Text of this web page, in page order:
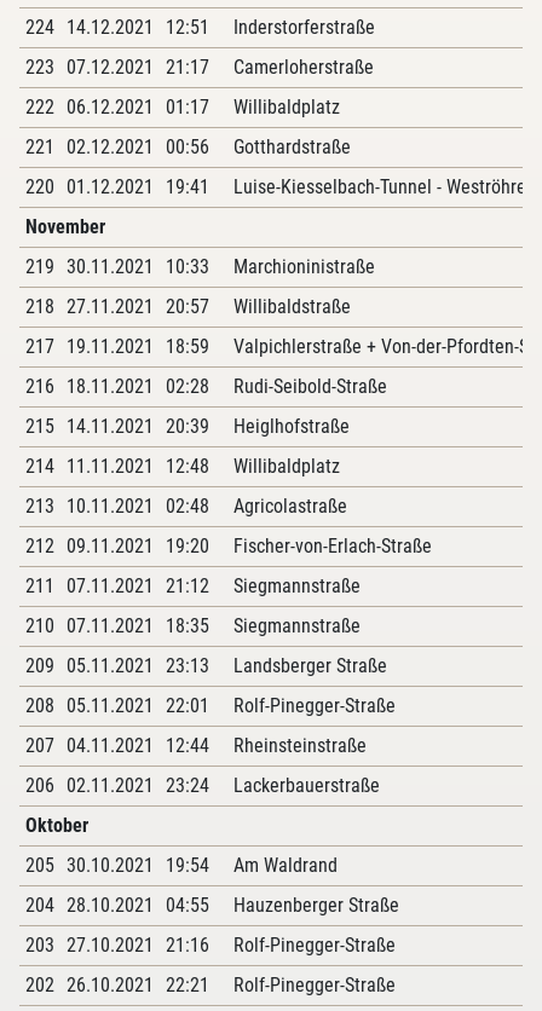
224 14.12.2021 12:51
Inderstorferstraße
223
07.12.2021 21:17
Camerloherstraße
222 06.12.2021 01:17
Willibaldplatz
221
02.12.2021 00:56
Gotthardstraße
220
01.12.2021 19:41
Luise-Kiesselbach-Tunnel - Weströhre
November
219 30.11.2021 10:33
Marchioninistraße
218 27.11.2021 20:57
Willibaldstraße
217 19.11.2021 18:59
Valpichlerstraße + Von-der-Pfordten-
216
18.11.2021 02:28
Rudi-Seibold-Straße
215 14.11.2021 20:39
Heiglhofstraße
214 11.11.2021 12:48
Willibaldplatz
213
10.11.2021 02:48
Agricolastraße
212 09.11.2021 19:20
Fischer-von-Erlach-Straße
211
07.11.2021 21:12
Siegmannstraße
210
07.11.2021 18:35
Siegmannstraße
209
05.11.2021 23:13
Landsberger Straße
208
05.11.2021 22:01
Rolf-Pinegger-Straße
207 04.11.2021 12:44
Rheinsteinstraße
206
02.11.2021 23:24
Lackerbauerstraße
Oktober
205 30.10.2021 19:54
Am Waldrand
204 28.10.2021 04:55
Hauzenberger Straße
203 27.10.2021 21:16
Rolf-Pinegger-Straße
202 26.10.2021 22:21
Rolf-Pinegger-Straße